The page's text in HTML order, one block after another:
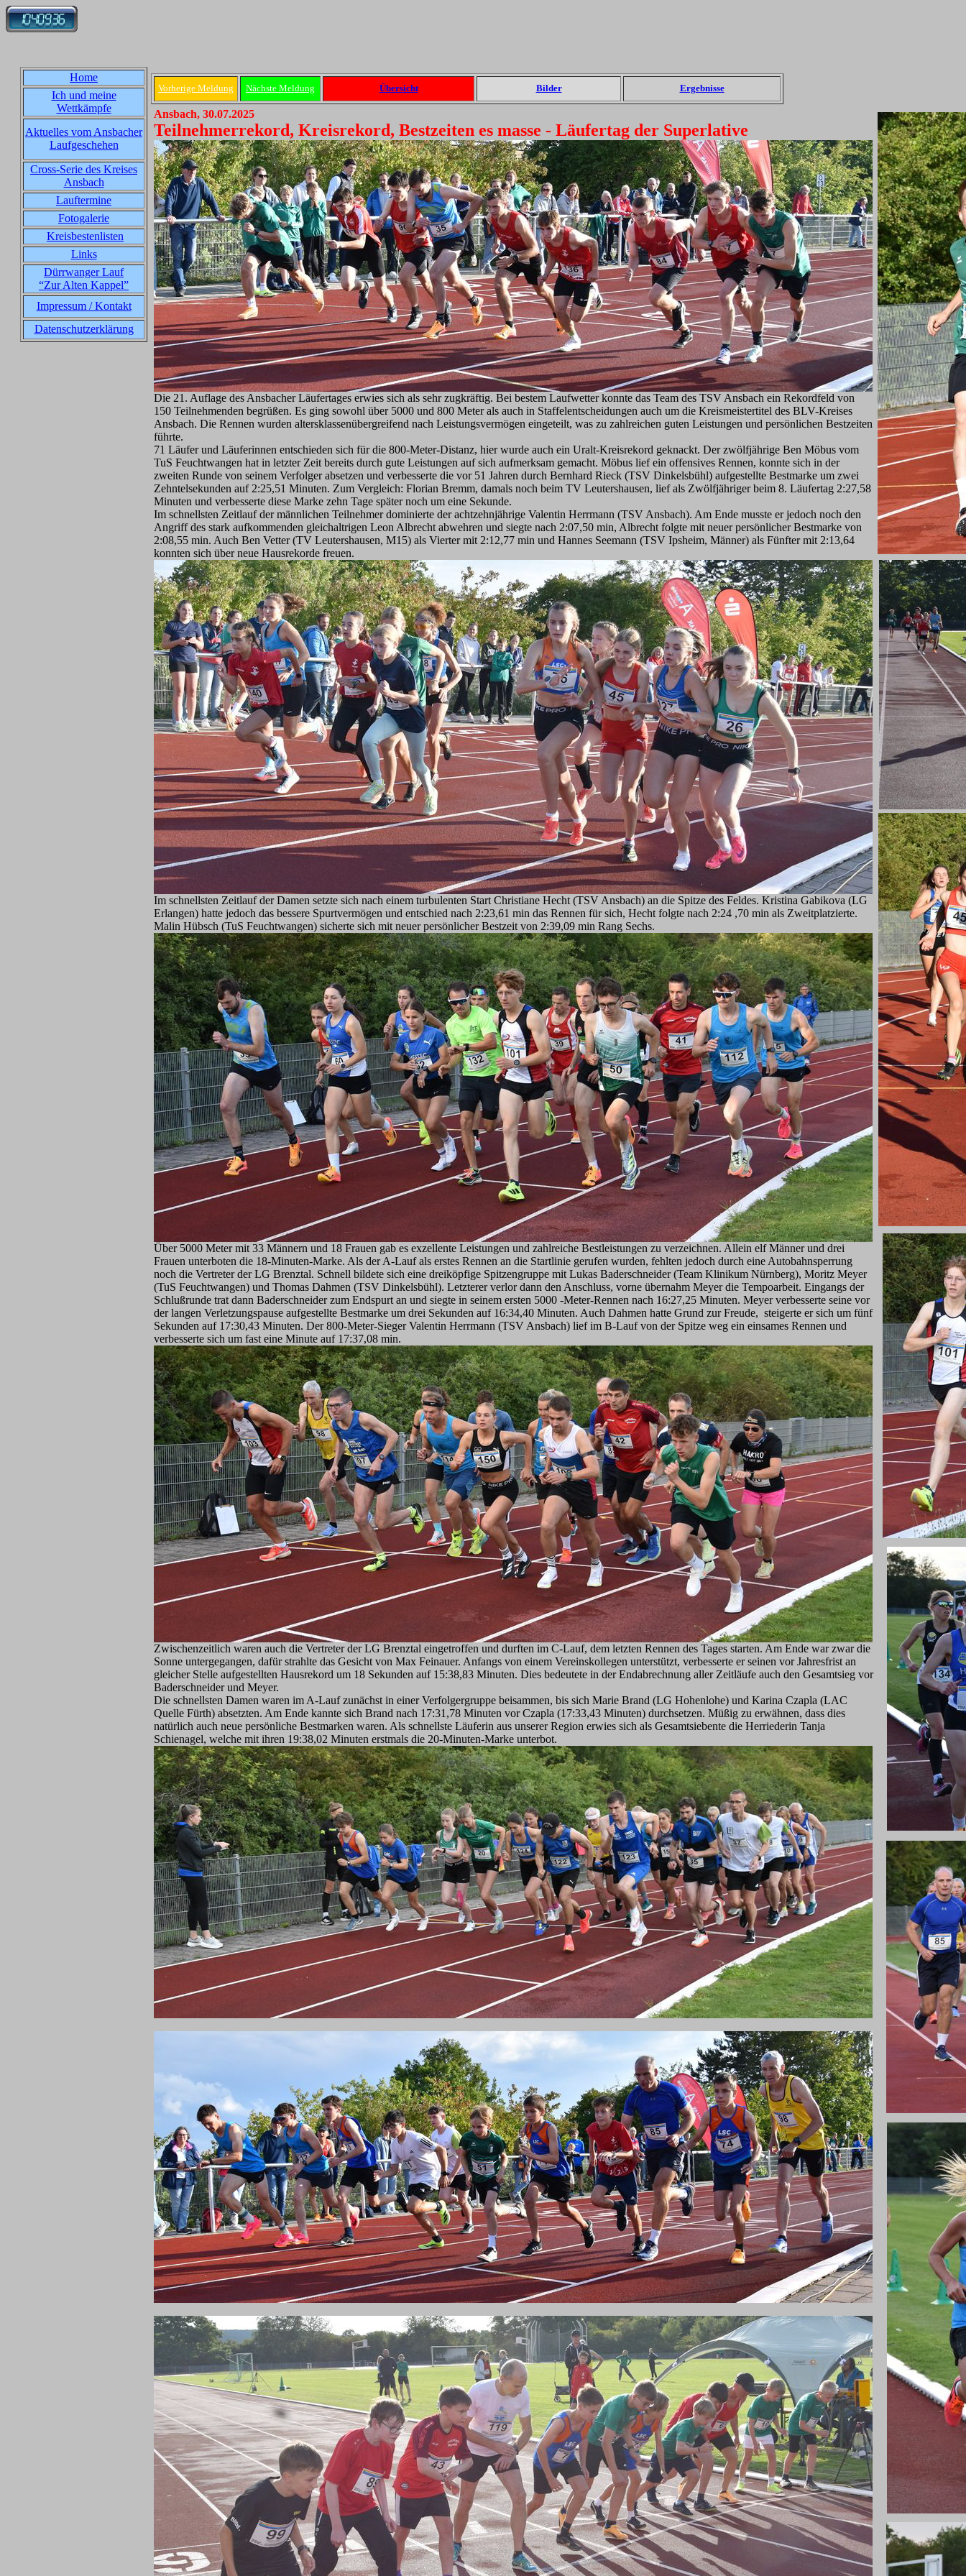
Home
Ich und meine
Wettkämpfe
Aktuelles vom Ansbacher
Laufgeschehen
Cross-Serie des Kreises
Ansbach
Lauftermine
Fotogalerie
Kreisbestenlisten
Links
Dürrwanger Lauf
“Zur Alten Kappel”
Impressum / Kontakt
Datenschutzerklärung
Vorherige Meldung Nächste Meldung Übersicht Bilder Ergebnisse
Ansbach, 30.07.2025
Teilnehmerrekord, Kreisrekord, Bestzeiten es masse - Läufertag der Superlative
Die 21. Auflage des Ansbacher Läufertages erwies sich als sehr zugkräftig. Bei bestem Laufwetter konnte das Team des TSV Ansbach ein Rekordfeld von
150 Teilnehmenden begrüßen. Es ging sowohl über 5000 und 800 Meter als auch in Staffelentscheidungen auch um die Kreismeistertitel des BLV-Kreises
Ansbach. Die Rennen wurden altersklassenübergreifend nach Leistungsvermögen eingeteilt, was zu zahlreichen guten Leistungen und persönlichen Bestzeiten
führte.
71 Läufer und Läuferinnen entschieden sich für die 800-Meter-Distanz, hier wurde auch ein Uralt-Kreisrekord geknackt. Der zwölfjährige Ben Möbus vom
TuS Feuchtwangen hat in letzter Zeit bereits durch gute Leistungen auf sich aufmerksam gemacht. Möbus lief ein offensives Rennen, konnte sich in der
zweiten Runde von seinem Verfolger absetzen und verbesserte die vor 51 Jahren durch Bernhard Rieck (TSV Dinkelsbühl) aufgestellte Bestmarke um zwei
Zehntelsekunden auf 2:25,51 Minuten. Zum Vergleich: Florian Bremm, damals noch beim TV Leutershausen, lief als Zwölfjähriger beim 8. Läufertag 2:27,58
Minuten und verbesserte diese Marke zehn Tage später noch um eine Sekunde.
Im schnellsten Zeitlauf der männlichen Teilnehmer dominierte der achtzehnjährige Valentin Herrmann (TSV Ansbach). Am Ende musste er jedoch noch den
Angriff des stark aufkommenden gleichaltrigen Leon Albrecht abwehren und siegte nach 2:07,50 min, Albrecht folgte mit neuer persönlicher Bestmarke von
2:08,55 min. Auch Ben Vetter (TV Leutershausen, M15) als Vierter mit 2:12,77 min und Hannes Seemann (TSV Ipsheim, Männer) als Fünfter mit 2:13,64
konnten sich über neue Hausrekorde freuen.
Im schnellsten Zeitlauf der Damen setzte sich nach einem turbulenten Start Christiane Hecht (TSV Ansbach) an die Spitze des Feldes. Kristina Gabikova (LG
Erlangen) hatte jedoch das bessere Spurtvermögen und entschied nach 2:23,61 min das Rennen für sich, Hecht folgte nach 2:24 ,70 min als Zweitplatzierte.
Malin Hübsch (TuS Feuchtwangen) sicherte sich mit neuer persönlicher Bestzeit von 2:39,09 min Rang Sechs.
Über 5000 Meter mit 33 Männern und 18 Frauen gab es exzellente Leistungen und zahlreiche Bestleistungen zu verzeichnen. Allein elf Männer und drei
Frauen unterboten die 18-Minuten-Marke. Als der A-Lauf als erstes Rennen an die Startlinie gerufen wurden, fehlten jedoch durch eine Autobahnsperrung
noch die Vertreter der LG Brenztal. Schnell bildete sich eine dreiköpfige Spitzengruppe mit Lukas Baderschneider (Team Klinikum Nürnberg), Moritz Meyer
(TuS Feuchtwangen) und Thomas Dahmen (TSV Dinkelsbühl). Letzterer verlor dann den Anschluss, vorne übernahm Meyer die Tempoarbeit. Eingangs der
Schlußrunde trat dann Baderschneider zum Endspurt an und siegte in seinem ersten 5000 -Meter-Rennen nach 16:27,25 Minuten. Meyer verbesserte seine vor
der langen Verletzungspause aufgestellte Bestmarke um drei Sekunden auf 16:34,40 Minuten. Auch Dahmen hatte Grund zur Freude, steigerte er sich um fünf
Sekunden auf 17:30,43 Minuten. Der 800-Meter-Sieger Valentin Herrmann (TSV Ansbach) lief im B-Lauf von der Spitze weg ein einsames Rennen und
verbesserte sich um fast eine Minute auf 17:37,08 min.
Zwischenzeitlich waren auch die Vertreter der LG Brenztal eingetroffen und durften im C-Lauf, dem letzten Rennen des Tages starten. Am Ende war zwar die
Sonne untergegangen, dafür strahlte das Gesicht von Max Feinauer. Anfangs von einem Vereinskollegen unterstützt, verbesserte er seinen vor Jahresfrist an
gleicher Stelle aufgestellten Hausrekord um 18 Sekunden auf 15:38,83 Minuten. Dies bedeutete in der Endabrechnung aller Zeitläufe auch den Gesamtsieg vor
Baderschneider und Meyer.
Die schnellsten Damen waren im A-Lauf zunächst in einer Verfolgergruppe beisammen, bis sich Marie Brand (LG Hohenlohe) und Karina Czapla (LAC
Quelle Fürth) absetzten. Am Ende kannte sich Brand nach 17:31,78 Minuten vor Czapla (17:33,43 Minuten) durchsetzen. Müßig zu erwähnen, dass dies
natürlich auch neue persönliche Bestmarken waren. Als schnellste Läuferin aus unserer Region erwies sich als Gesamtsiebente die Herriederin Tanja
Schienagel, welche mit ihren 19:38,02 Minuten erstmals die 20-Minuten-Marke unterbot.